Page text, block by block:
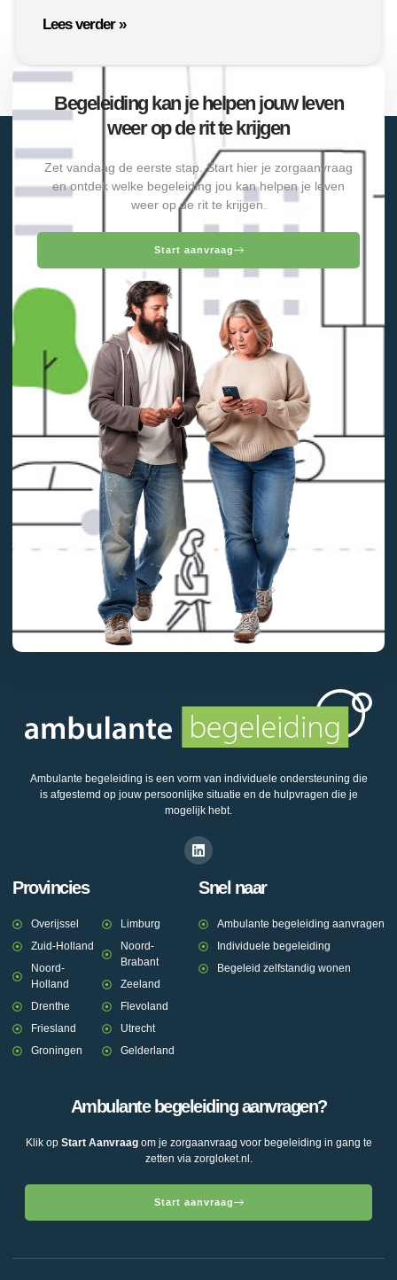
Lees verder »
Begeleiding kan je helpen jouw leven
weer op de rit te krijgen
Zet vandaag de eerste stap. Start hier je zorgaanvraag
en ontdek welke begeleiding jou kan helpen je leven
weer op de rit te krijgen.
Start aanvraag
Ambulante begeleiding is een vorm van individuele ondersteuning die
is afgestemd op jouw persoonlijke situatie en de hulpvragen die je
mogelijk hebt.
Provincies
Overijssel
Zuid-Holland
Noord-
Holland
Drenthe
Friesland
Groningen
Limburg
Noord-
Brabant
Zeeland
Flevoland
Utrecht
Gelderland
Snel naar
Ambulante begeleiding aanvragen
Individuele begeleiding
Begeleid zelfstandig wonen
Ambulante begeleiding aanvragen?
Klik op Start Aanvraagom je zorgaanvraag voor begeleiding in gang te
zetten via zorgloket.nl.
Start aanvraag